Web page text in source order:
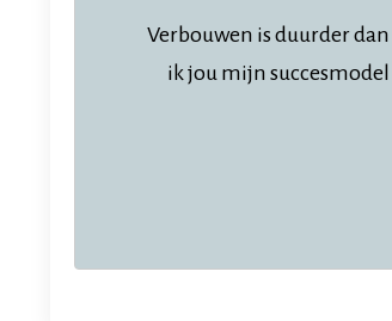
Verbouwen is duurder
ik jou mijn